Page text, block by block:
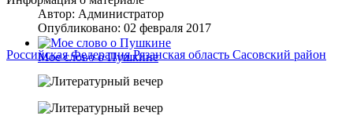
Мое слово о Пушкине
Автор: Администратор
Опубликовано: 02 февраля 2017
Российская ФедерацияРязанская область Сасовский район